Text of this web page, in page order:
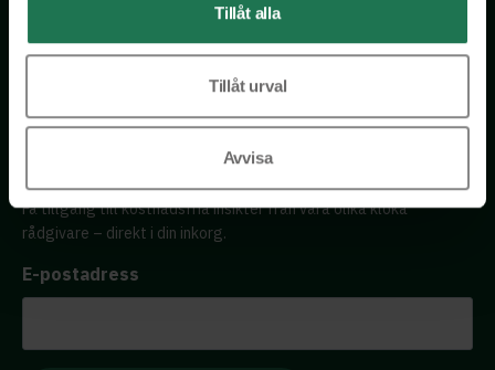
Tillåt alla
Tillåt urval
Avvisa
114 26 Stockholm
Tel: 076 231 77 14
Kontakta oss
Få tillgång till kostnadsfria insikter från våra olika kloka
rådgivare – direkt i din inkorg.
E-postadress